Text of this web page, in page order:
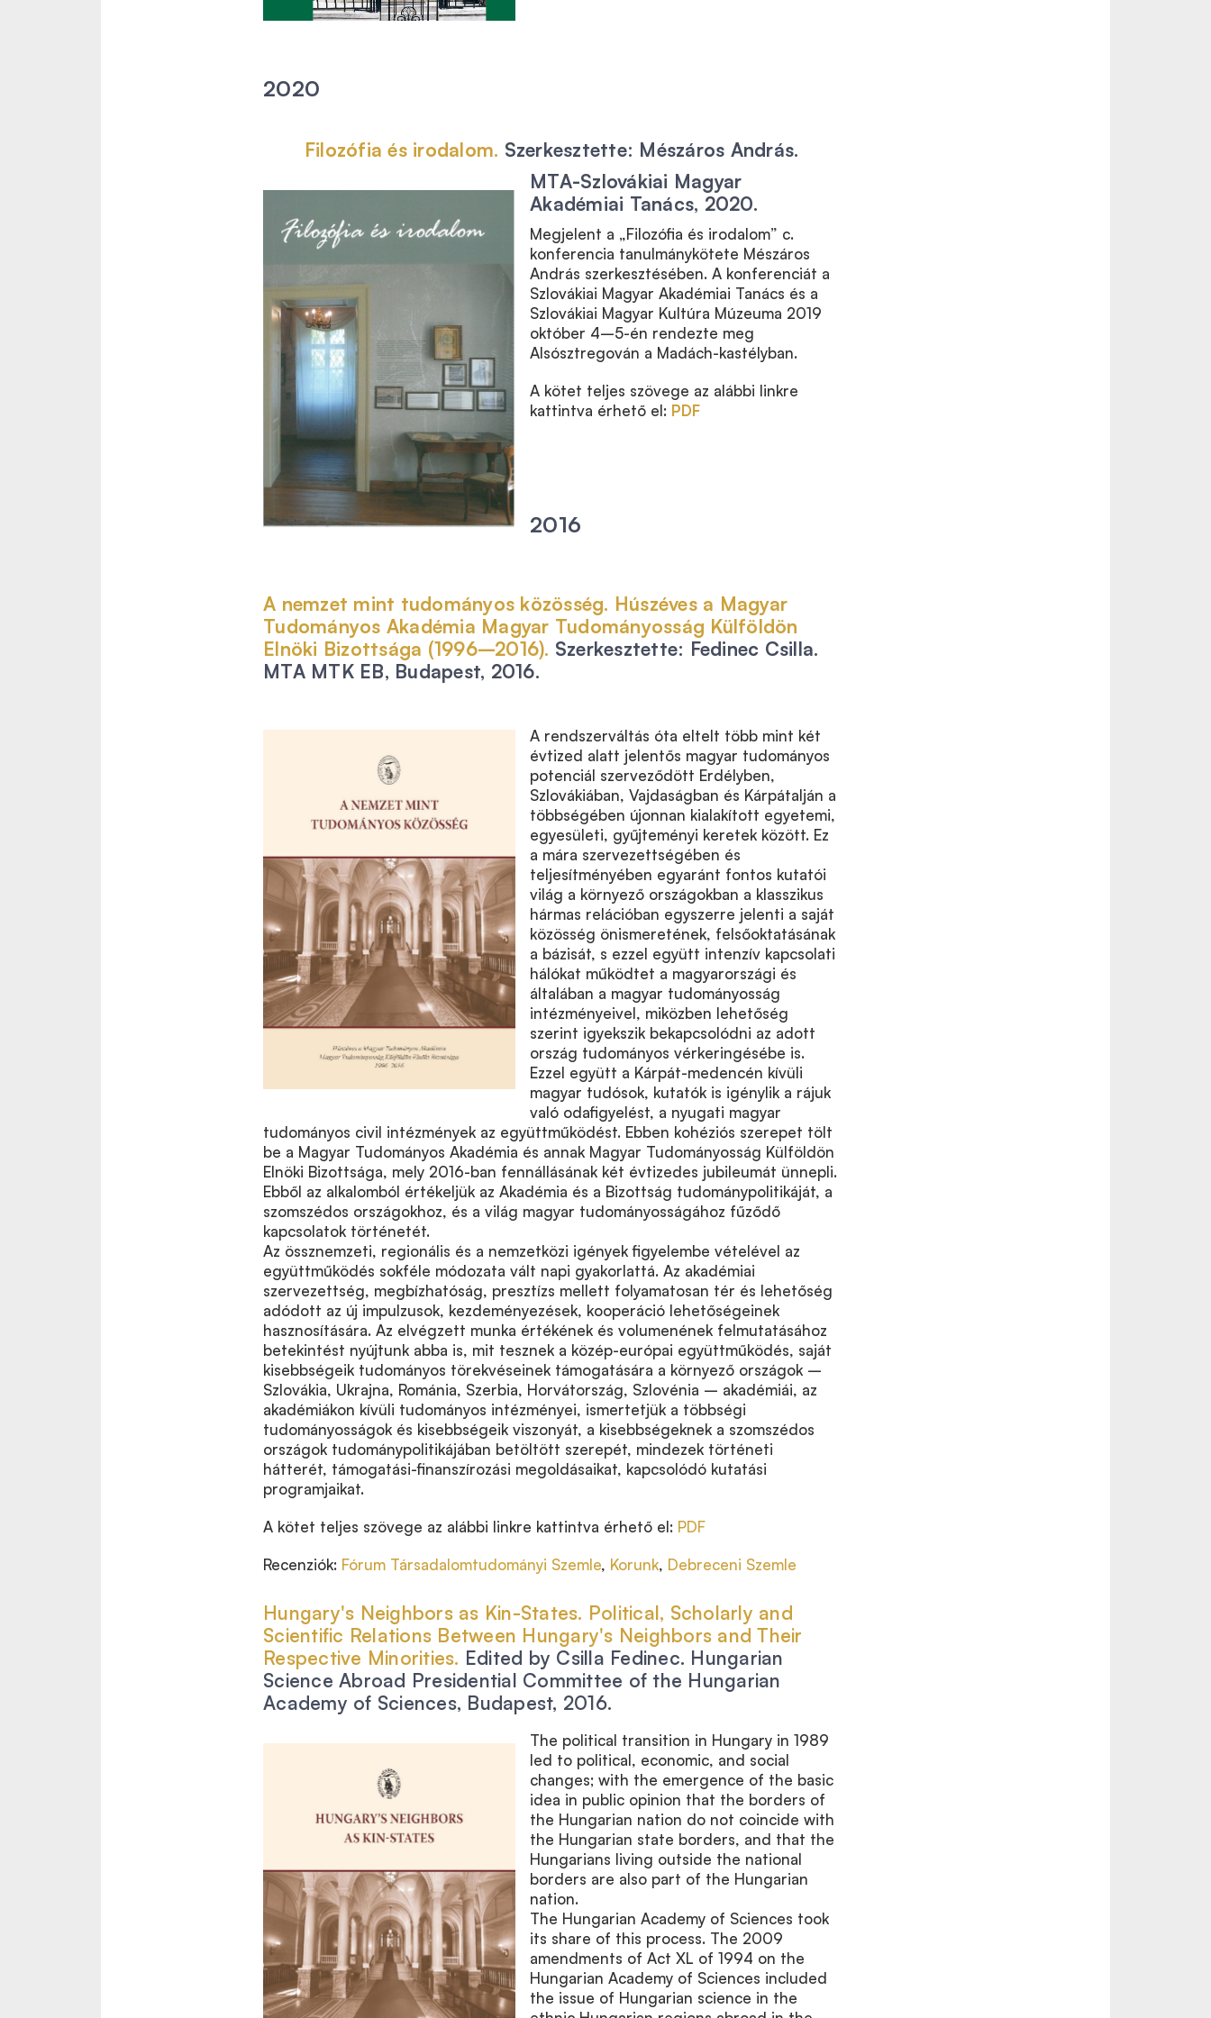
2020
Filozófia és irodalom. Szerkesztette: Mészáros András.
MTA-Szlovákiai Magyar
Akadémiai Tanács, 2020.
Megjelent a „Filozófia és irodalom” c.
konferencia tanulmánykötete Mészáros
András szerkesztésében. A konferenciát a
Szlovákiai Magyar Akadémiai Tanács és a
Szlovákiai Magyar Kultúra Múzeuma 2019
október 4–5-én rendezte meg
Alsósztregován a Madách-kastélyban.
A kötet teljes szövege az alábbi linkre
kattintva érhető el: PDF
2016
A nemzet mint tudományos közösség. Húszéves a Magyar
Tudományos Akadémia Magyar Tudományosság Külföldön
Elnöki Bizottsága (1996–2016). Szerkesztette: Fedinec Csilla.
MTA MTK EB, Budapest, 2016.
A rendszerváltás óta eltelt több mint két
évtized alatt jelentős magyar tudományos
potenciál szerveződött Erdélyben,
Szlovákiában, Vajdaságban és Kárpátalján a
többségében újonnan kialakított egyetemi,
egyesületi, gyűjteményi keretek között. Ez
a mára szervezettségében és
teljesítményében egyaránt fontos kutatói
világ a környező országokban a klasszikus
hármas relációban egyszerre jelenti a saját
közösség önismeretének, felsőoktatásának
a bázisát, s ezzel együtt intenzív kapcsolati
hálókat működtet a magyarországi és
általában a magyar tudományosság
intézményeivel, miközben lehetőség
szerint igyekszik bekapcsolódni az adott
ország tudományos vérkeringésébe is.
Ezzel együtt a Kárpát-medencén kívüli
magyar tudósok, kutatók is igénylik a rájuk
való odafigyelést, a nyugati magyar
tudományos civil intézmények az együttműködést. Ebben kohéziós szerepet tölt
be a Magyar Tudományos Akadémia és annak Magyar Tudományosság Külföldön
Elnöki Bizottsága, mely 2016-ban fennállásának két évtizedes jubileumát ünnepli.
Ebből az alkalomból értékeljük az Akadémia és a Bizottság tudománypolitikáját, a
szomszédos országokhoz, és a világ magyar tudományosságához fűződő
kapcsolatok történetét.
Az össznemzeti, regionális és a nemzetközi igények figyelembe vételével az
együttműködés sokféle módozata vált napi gyakorlattá. Az akadémiai
szervezettség, megbízhatóság, presztízs mellett folyamatosan tér és lehetőség
adódott az új impulzusok, kezdeményezések, kooperáció lehetőségeinek
hasznosítására. Az elvégzett munka értékének és volumenének felmutatásához
betekintést nyújtunk abba is, mit tesznek a közép-európai együttműködés, saját
kisebbségeik tudományos törekvéseinek támogatására a környező országok –
Szlovákia, Ukrajna, Románia, Szerbia, Horvátország, Szlovénia – akadémiái, az
akadémiákon kívüli tudományos intézményei, ismertetjük a többségi
tudományosságok és kisebbségeik viszonyát, a kisebbségeknek a szomszédos
országok tudománypolitikájában betöltött szerepét, mindezek történeti
hátterét, támogatási-finanszírozási megoldásaikat, kapcsolódó kutatási
programjaikat.
A kötet teljes szövege az alábbi linkre kattintva érhető el: PDF
Recenziók: Fórum Társadalomtudományi Szemle, Korunk, Debreceni Szemle
Hungary's Neighbors as Kin-States. Political, Scholarly and
Scientific Relations Between Hungary's Neighbors and Their
Respective Minorities. Edited by Csilla Fedinec. Hungarian
Science Abroad Presidential Committee of the Hungarian
Academy of Sciences, Budapest, 2016.
The political transition in Hungary in 1989
led to political, economic, and social
changes; with the emergence of the basic
idea in public opinion that the borders of
the Hungarian nation do not coincide with
the Hungarian state borders, and that the
Hungarians living outside the national
borders are also part of the Hungarian
nation.
The Hungarian Academy of Sciences took
its share of this process. The 2009
amendments of Act XL of 1994 on the
Hungarian Academy of Sciences included
the issue of Hungarian science in the